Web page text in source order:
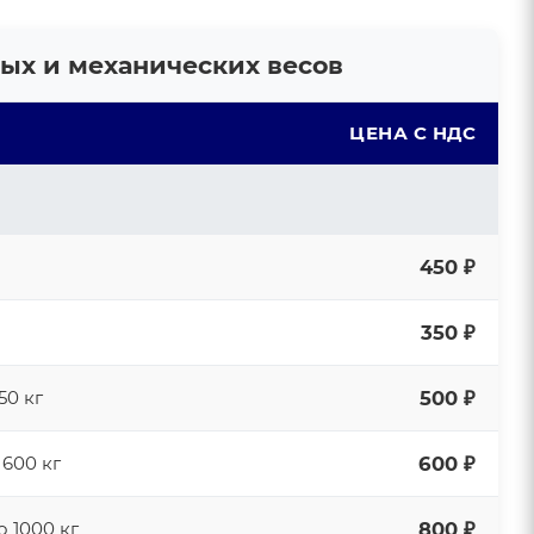
и механических весов
ЦЕНА С НДС
450 ₽
350 ₽
кг 500 ₽
кг 600 ₽
1000 кг 800 ₽